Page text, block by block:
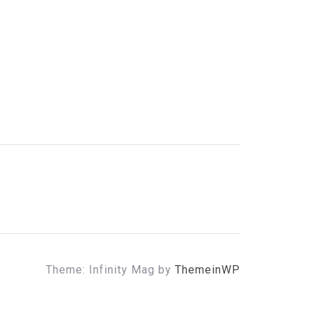
Theme: Infinity Mag by ThemeinWP